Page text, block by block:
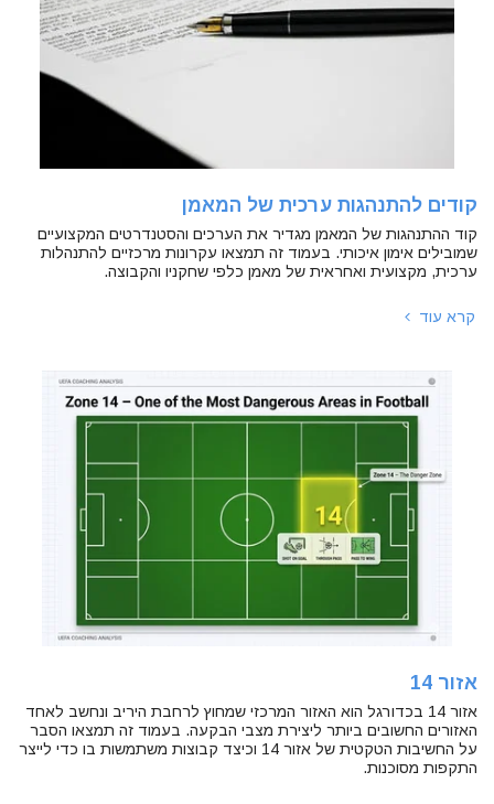
קודים להתנהגות ערכית של המאמן
קוד ההתנהגות של המאמן מגדיר את הערכים והסטנדרטים המקצועיים
שמובילים אימון איכותי. בעמוד זה תמצאו עקרונות מרכזיים להתנהלות
ערכית, מקצועית ואחראית של מאמן כלפי שחקניו והקבוצה.
קרא עוד
אזור 14
אזור 14 בכדורגל הוא האזור המרכזי שמחוץ לרחבת היריב ונחשב לאחד
האזורים החשובים ביותר ליצירת מצבי הבקעה. בעמוד זה תמצאו הסבר
על החשיבות הטקטית של אזור 14 וכיצד קבוצות משתמשות בו כדי לייצר
התקפות מסוכנות.